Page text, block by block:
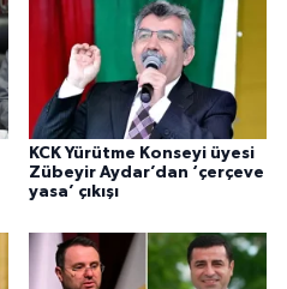
KCK Yürütme Konseyi üyesi
Zübeyir Aydar’dan ‘çerçeve
yasa’ çıkışı